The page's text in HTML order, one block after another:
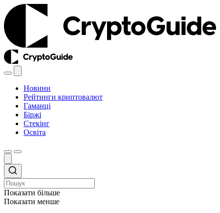
Новини
Рейтинги криптовалют
Гаманці
Біржі
Стекінг
Освіта
Показати більше
Показати менше